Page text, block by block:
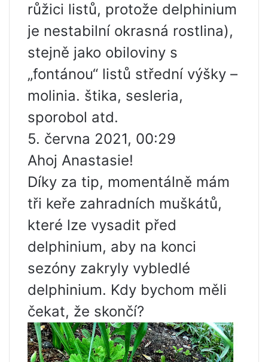
růžici listů, protože delphinium
je nestabilní okrasná rostlina),
stejně jako obiloviny s
„fontánou“ listů střední výšky –
molinia. štika, sesleria,
sporobol atd.
5. června 2021, 00:29
Ahoj Anastasie!
Díky za tip, momentálně mám
tři keře zahradních muškátů,
které lze vysadit před
delphinium, aby na konci
sezóny zakryly vybledlé
delphinium. Kdy bychom měli
čekat, že skončí?